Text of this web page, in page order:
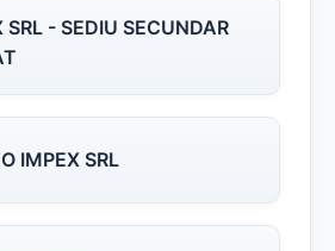
- SEDIU SECUNDAR
IMPEX SRL